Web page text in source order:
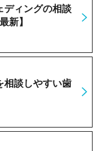
ディングの相談
新】
相談しやすい歯